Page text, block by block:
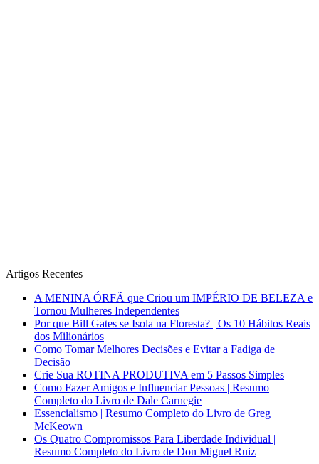
Artigos Recentes
A MENINA ÓRFÃ que Criou um IMPÉRIO DE BELEZA e
Tornou Mulheres Independentes
Por que Bill Gates se Isola na Floresta? | Os 10 Hábitos Reais
dos Milionários
Como Tomar Melhores Decisões e Evitar a Fadiga de
Decisão
Crie Sua ROTINA PRODUTIVA em 5 Passos Simples
Como Fazer Amigos e Influenciar Pessoas | Resumo
Completo do Livro de Dale Carnegie
Essencialismo | Resumo Completo do Livro de Greg
McKeown
Os Quatro Compromissos Para Liberdade Individual |
Resumo Completo do Livro de Don Miguel Ruiz